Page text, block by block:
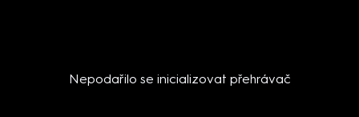
Nepodařilo se inicializovat přehrávač